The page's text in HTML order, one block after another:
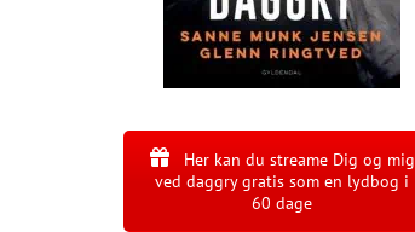
Her kan du streame Dig og mig
ved daggry gratis som en lydbog i
60 dage